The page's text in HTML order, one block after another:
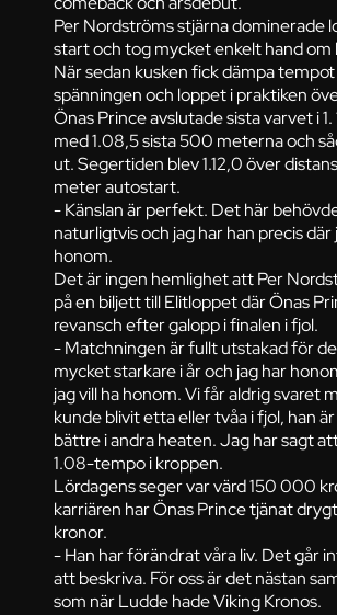
Per Nordströms stjärna dominerade
start och tog mycket enkelt hand om
När sedan kusken fick dämpa tempot
spänningen och loppet i praktiken
Önas Prince avslutade sista varvet i
med 1.08,5 sista 500 meterna och
ut. Segertiden blev 1.12,0 över
meter autostart.
- Känslan är perfekt. Det här
naturligtvis och jag har han precis där
honom.
Det är ingen hemlighet att Per
på en biljett till Elitloppet där Önas
revansch efter galopp i finalen i fjol.
- Matchningen är fullt utstakad för
mycket starkare i år och jag har
jag vill ha honom. Vi får aldrig svaret
kunde blivit etta eller tvåa i fjol, han
bättre i andra heaten. Jag har sagt
1.08-tempo i kroppen.
Lördagens seger var värd 150 000
karriären har Önas Prince tjänat
kronor.
- Han har förändrat våra liv. Det går
att beskriva. För oss är det nästan
som när Ludde hade Viking Kronos.